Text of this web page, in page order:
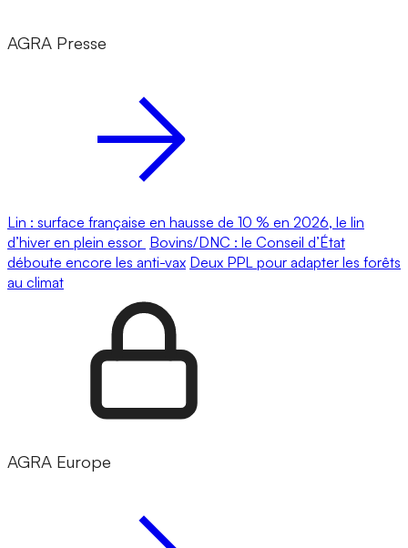
AGRA Presse
Lin : surface française en hausse de 10 % en 2026, le lin
d’hiver en plein essor Bovins/DNC : le Conseil d’État
déboute encore les anti-vax Deux PPL pour adapter les forêts
au climat
AGRA Europe